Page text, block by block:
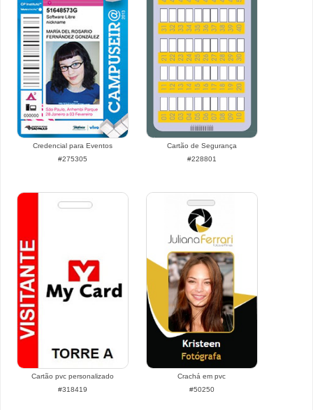
Credencial para Eventos
#275305
Cartão de Segurança
#228801
Cartão pvc personalizado
#318419
Crachá em pvc
#50250